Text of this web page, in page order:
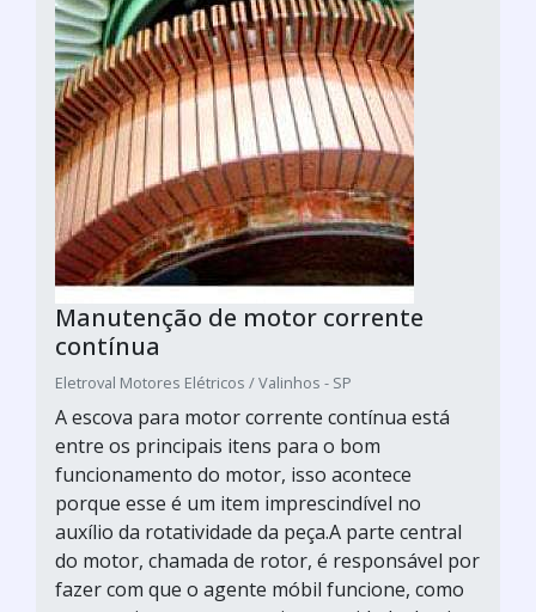
Manutenção de motor corrente
contínua
Eletroval Motores Elétricos / Valinhos - SP
A escova para motor corrente contínua está
entre os principais itens para o bom
funcionamento do motor, isso acontece
porque esse é um item imprescindível no
auxílio da rotatividade da peça.A parte central
do motor, chamada de rotor, é responsável por
fazer com que o agente móbil funcione, como